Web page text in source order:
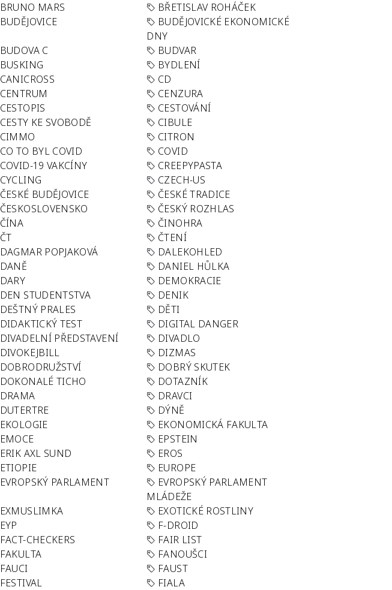
BRUNO MARS
BŘETISLAV ROHÁČEK
BUDĚJOVICE
BUDĚJOVICKÉ EKONOMICKÉ
DNY
BUDOVA C
BUDVAR
BUSKING
BYDLENÍ
CANICROSS
CD
CENTRUM
CENZURA
CESTOPIS
CESTOVÁNÍ
CESTY KE SVOBODĚ
CIBULE
CIMMO
CITRON
CO TO BYL COVID
COVID
COVID-19 VAKCÍNY
CREEPYPASTA
CYCLING
CZECH-US
ČESKÉ BUDĚJOVICE
ČESKÉ TRADICE
ČESKOSLOVENSKO
ČESKÝ ROZHLAS
ČÍNA
ČINOHRA
ČT
ČTENÍ
DAGMAR POPJAKOVÁ
DALEKOHLED
DANĚ
DANIEL HŮLKA
DARY
DEMOKRACIE
DEN STUDENTSTVA
DENIK
DEŠTNÝ PRALES
DĚTI
DIDAKTICKÝ TEST
DIGITAL DANGER
DIVADELNÍ PŘEDSTAVENÍ
DIVADLO
DIVOKEJBILL
DIZMAS
DOBRODRUŽSTVÍ
DOBRÝ SKUTEK
DOKONALÉ TICHO
DOTAZNÍK
DRAMA
DRAVCI
DUTERTRE
DÝNĚ
EKOLOGIE
EKONOMICKÁ FAKULTA
EMOCE
EPSTEIN
ERIK AXL SUND
EROS
ETIOPIE
EUROPE
EVROPSKÝ PARLAMENT
EVROPSKÝ PARLAMENT
MLÁDEŽE
EXMUSLIMKA
EXOTICKÉ ROSTLINY
EYP
F-DROID
FACT-CHECKERS
FAIR LIST
FAKULTA
FANOUŠCI
FAUCI
FAUST
FESTIVAL
FIALA